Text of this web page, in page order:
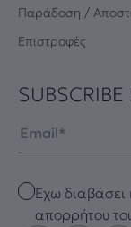
Παράδοση /
Επιστροφές
Checkbox
Έχω διαβάσει
απορρήτου